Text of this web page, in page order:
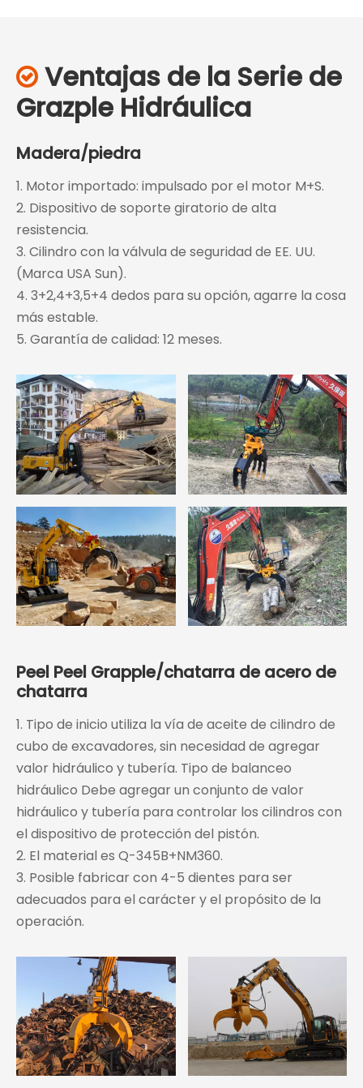
 Ventajas de la Serie de
Grazple Hidráulica
Madera/piedra
1. Motor importado: impulsado por el motor M+S.
2. Dispositivo de soporte giratorio de alta
resistencia.
3. Cilindro con la válvula de seguridad de EE. UU.
(Marca USA Sun).
4. 3+2,4+3,5+4 dedos para su opción, agarre la cosa
más estable.
5. Garantía de calidad: 12 meses.
Peel Peel Grapple/chatarra de acero de
chatarra
1. Tipo de inicio utiliza la vía de aceite de cilindro de
cubo de excavadores, sin necesidad de agregar
valor hidráulico y tubería. Tipo de balanceo
hidráulico Debe agregar un conjunto de valor
hidráulico y tubería para controlar los cilindros con
el dispositivo de protección del pistón.
2. El material es Q-345B+NM360.
3. Posible fabricar con 4-5 dientes para ser
adecuados para el carácter y el propósito de la
operación.